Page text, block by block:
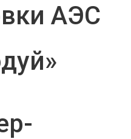
АЭС